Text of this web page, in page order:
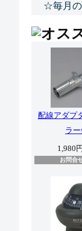
☆毎月
配線アダプ
ラー
1,980
お問合